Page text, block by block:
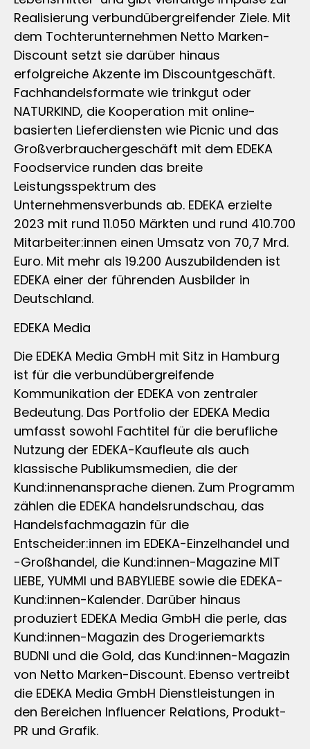
Realisierung verbundübergreifender Ziele. Mit
dem Tochterunternehmen Netto Marken-
Discount setzt sie darüber hinaus
erfolgreiche Akzente im Discountgeschäft.
Fachhandelsformate wie trinkgut oder
NATURKIND, die Kooperation mit online-
basierten Lieferdiensten wie Picnic und das
Großverbrauchergeschäft mit dem EDEKA
Foodservice runden das breite
Leistungsspektrum des
Unternehmensverbunds ab. EDEKA erzielte
2023 mit rund 11.050 Märkten und rund 410.700
Mitarbeiter:innen einen Umsatz von 70,7 Mrd.
Euro. Mit mehr als 19.200 Auszubildenden ist
EDEKA einer der führenden Ausbilder in
Deutschland.
EDEKA Media
Die EDEKA Media GmbH mit Sitz in Hamburg
ist für die verbundübergreifende
Kommunikation der EDEKA von zentraler
Bedeutung. Das Portfolio der EDEKA Media
umfasst sowohl Fachtitel für die berufliche
Nutzung der EDEKA-Kaufleute als auch
klassische Publikumsmedien, die der
Kund:innenansprache dienen. Zum Programm
zählen die EDEKA handelsrundschau, das
Handelsfachmagazin für die
Entscheider:innen im EDEKA-Einzelhandel und
-Großhandel, die Kund:innen-Magazine MIT
LIEBE, YUMMI und BABYLIEBE sowie die EDEKA-
Kund:innen-Kalender. Darüber hinaus
produziert EDEKA Media GmbH die perle, das
Kund:innen-Magazin des Drogeriemarkts
BUDNI und die Gold, das Kund:innen-Magazin
von Netto Marken-Discount. Ebenso vertreibt
die EDEKA Media GmbH Dienstleistungen in
den Bereichen Influencer Relations, Produkt-
PR und Grafik.